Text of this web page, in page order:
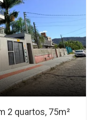
2 quartos, 75m²